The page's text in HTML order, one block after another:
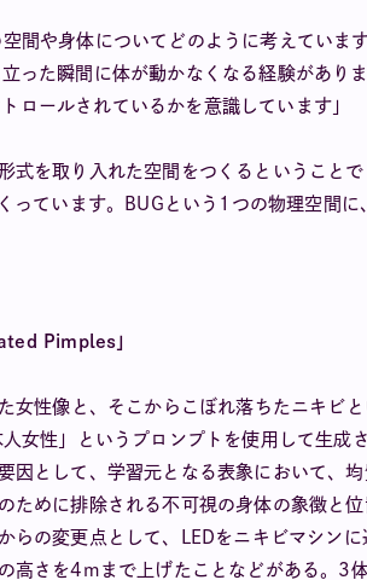
間や身体についてどのように考えています
た瞬間に体が動かなくなる経験があり
ロールされているかを意識しています」
を取り入れた空間をつくるということで
ています。BUGという1つの物理空間
Pimples」
女性像と、そこからこぼれ落ちたニキビ
女性」というプロンプトを使用して生成
因として、学習元となる表象において、
ために排除される不可視の身体の象徴と
らの変更点として、LEDをニキビマシン
高さを4mまで上げたことなどがある。3